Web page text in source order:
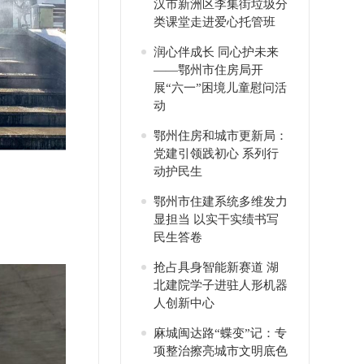
汉市新洲区李集街垃圾分
类课堂走进爱心托管班
润心伴成长 同心护未来
——鄂州市住房局开
展“六一”困境儿童慰问活
动
鄂州住房和城市更新局：
党建引领践初心 系列行
动护民生
鄂州市住建系统多维发力
显担当 以实干实绩书写
民生答卷
抢占具身智能新赛道 湖
北建院学子进驻人形机器
人创新中心
麻城闽达路“蝶变”记：专
项整治擦亮城市文明底色